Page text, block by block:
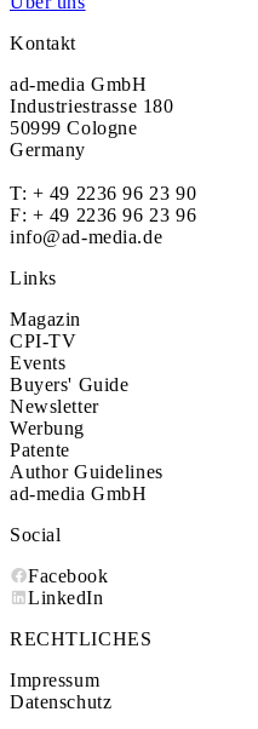
Kontakt
ad-media GmbH
Industriestrasse 180
50999 Cologne
Germany
T: + 49 2236 96 23 90
F: + 49 2236 96 23 96
info@ad-media.de
Links
Magazin
CPI-TV
Events
Buyers' Guide
Newsletter
Werbung
Patente
Author Guidelines
ad-media GmbH
Social
Facebook
LinkedIn
RECHTLICHES
Impressum
Datenschutz